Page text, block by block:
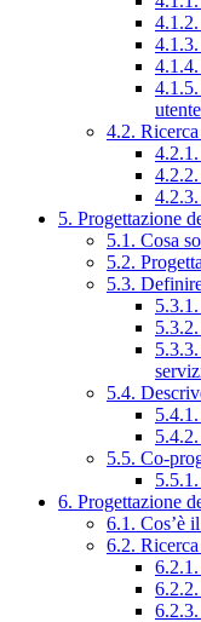
utente
4.2.
5. Progettazione
5.1. Cosa
5.2.
5.3.
5.4.
5.5. Co-
6. Progettazione
6.1. Cos’è
6.2.